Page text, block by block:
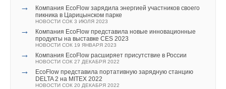
→
Компания EcoFlow зарядила энергией участников своего
пикника в Царицынском парке
НОВОСТИ СОК 3 ИЮЛЯ 2023
→
Компания EcoFlow представила новые инновационные
продукты на выставке CES 2023
НОВОСТИ СОК 19 ЯНВАРЯ 2023
→ Компания EcoFlow расширяет присутствие в России
НОВОСТИ СОК 27 ДЕКАБРЯ 2022
→
EcoFlow представила портативную зарядную станцию
DELTA 2 на MITEX 2022
НОВОСТИ СОК 20 ДЕКАБРЯ 2022
НОВОСТИ СОК 13 ИЮЛЯ 2026
Ученые создали лопасти для ветряков, которые на 80%
НОВОСТИ СОК 7 ИЮЛЯ 2026
Гибридная энергосистема поможет Кубе сократить
НОВОСТИ СОК 6 ИЮЛЯ 2026
Выставка пройдет при поддержке и участии